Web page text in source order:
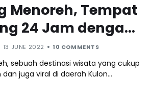
Menoreh, Tempat
24 Jam dengan
Menawan
13 JUNE 2022 10 COMMENTS
sebuah destinasi wisata yang cukup
juga viral di daerah Kulon…